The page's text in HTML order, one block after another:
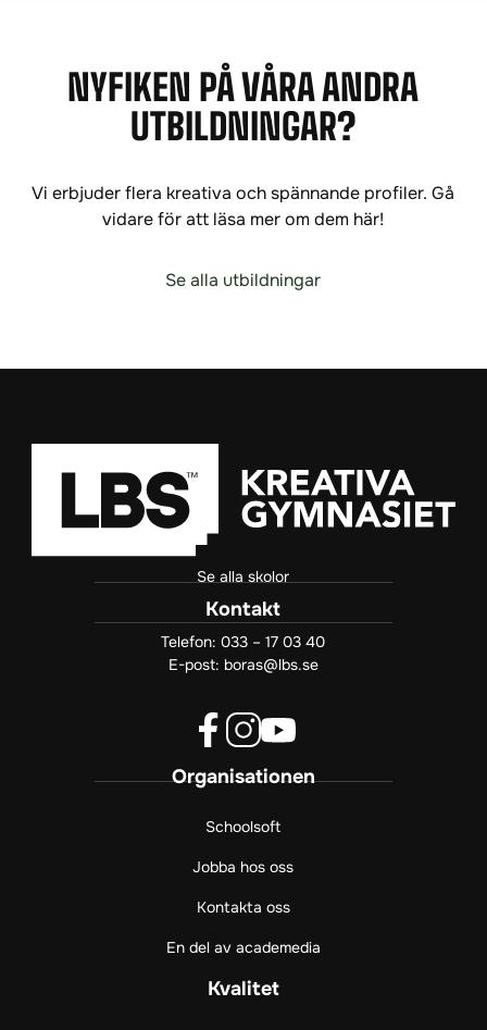
NYFIKEN PÅ VÅRA ANDRA
UTBILDNINGAR?
Vi erbjuder flera kreativa och spännande profiler. Gå
vidare för att läsa mer om dem här!
Se alla utbildningar
Se alla skolor
Kontakt
Telefon:033 – 17 03 40
E-post: boras@lbs.se
a
e
o
k
(
p
n
t
g
a
m
ö
o
t
b
(
ö
p
Organisationen
Schoolsoft
Jobba hos oss
Kontakta oss
En del av academedia
Kvalitet